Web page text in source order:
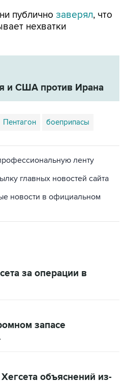
публично заверял, что
нехватки
и США против Ирана
Пентагон боеприпасы
ленту
главных новостей сайта
новости в официальном
за операции в
запасе
объяснений из-